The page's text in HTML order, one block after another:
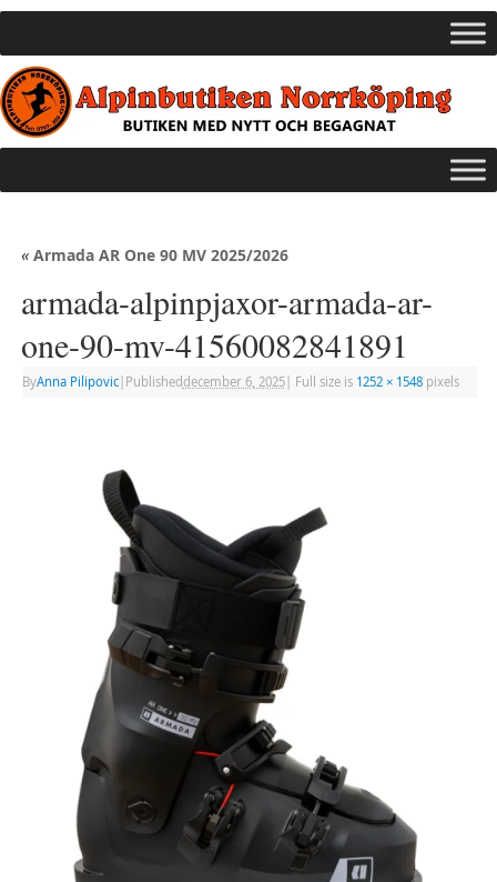
«Armada AR One 90 MV 2025/2026
armada-alpinpjaxor-armada-ar-
one-90-mv-41560082841891
ByAnna Pilipovic| Publisheddecember 6, 2025| Full size is 1252 × 1548pixels